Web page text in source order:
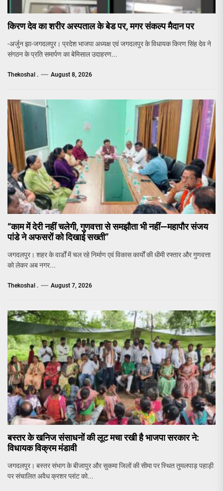
किरण देव का शरीर अस्पताल के बेड पर, मगर संकल्प मैदान पर
-अर्जुन झा-जगदलपुर। प्रदेश भाजपा अध्यक्ष एवं जगदलपुर के विधायक किरण सिंह देव ने
संगठन के प्रति समार्पण का बेमिसाल उदाहरण...
Thekoshal . August 8, 2026
“काम में देरी नहीं चलेगी, गुणवत्ता से समझौता भी नहीं—महापौर संजय
पांडे ने अफसरों को दिखाई सख्ती”
जगदलपुर। शहर के वार्डों में चल रहे निर्माण एवं विकास कार्यों की धीमी रफ्तार और गुणवत्ता
को लेकर अब नगर...
Thekoshal . August 7, 2026
बस्तर के खनिज संसाधनों की लूट मचा रखी है भाजपा सरकार ने:
विधायक विक्रम मंडावी
जगदलपुर। बस्तर संभाग के बीजापुर और सुकमा जिलों की सीमा पर स्थित तुमलपाड़ पहाड़ी
पर संचालित अवैध क्रशर प्लांट को...